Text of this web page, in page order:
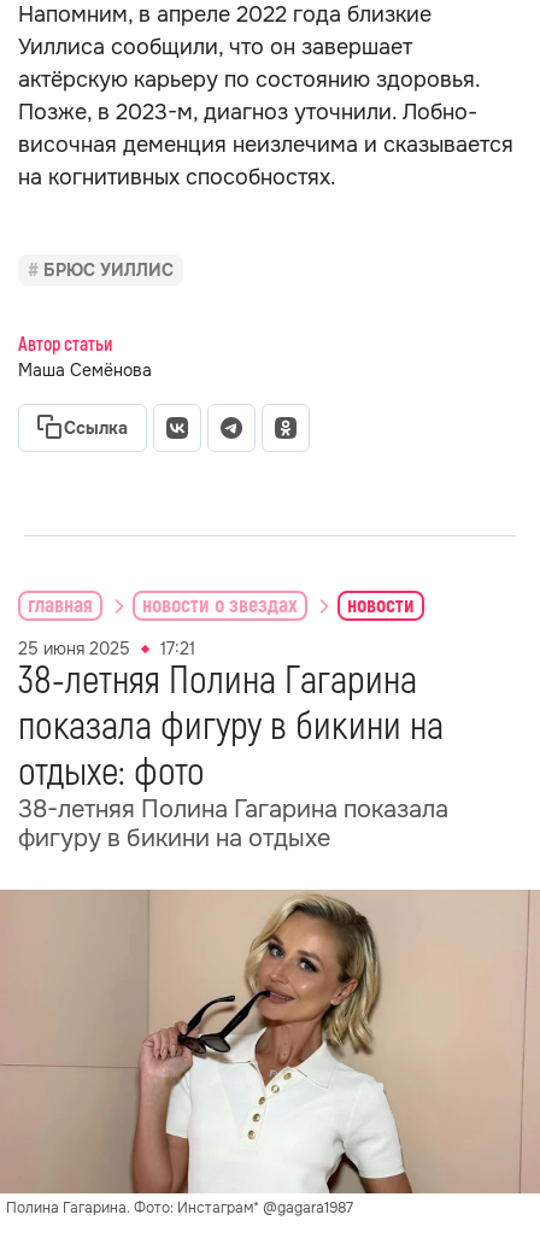
Напомним, в апреле 2022 года близкие
Уиллиса сообщили, что он завершает
актёрскую карьеру по состоянию здоровья.
Позже, в 2023-м, диагноз уточнили. Лобно-
височная деменция неизлечима и сказывается
на когнитивных способностях.
БРЮС УИЛЛИС
Автор статьи
Маша Семёнова
Ссылка
главная новости о звездах новости
25 июня 2025 17:21
38-летняя Полина Гагарина
показала фигуру в бикини на
отдыхе: фото
38-летняя Полина Гагарина показала
фигуру в бикини на отдыхе
Полина Гагарина. Фото: Инстаграм* @gagara1987